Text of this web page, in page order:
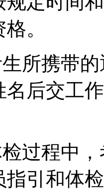
。
携带的
名后交工
程中，
指引和体